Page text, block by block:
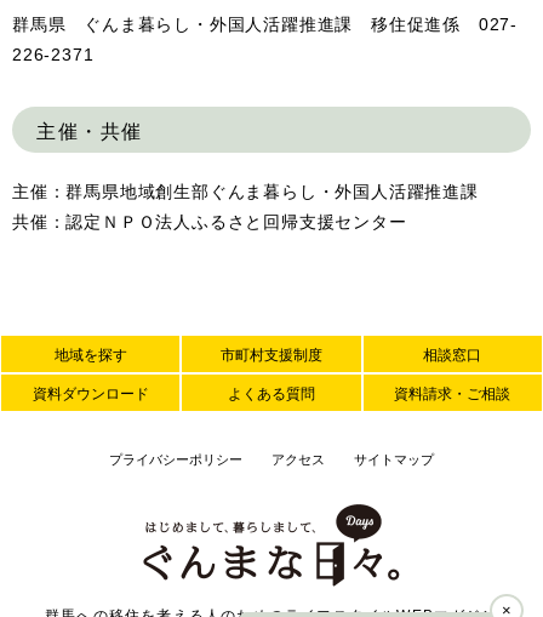
群馬県 ぐんま暮らし・外国人活躍推進課 移住促進係 027-
226-2371
主催・共催
主催：群馬県地域創生部ぐんま暮らし・外国人活躍推進課
共催：認定ＮＰＯ法人ふるさと回帰支援センター
×
地域を探す 市町村支援制度 相談窓口
資料ダウンロード よくある質問 資料請求・ご相談
プライバシーポリシー アクセス サイトマップ